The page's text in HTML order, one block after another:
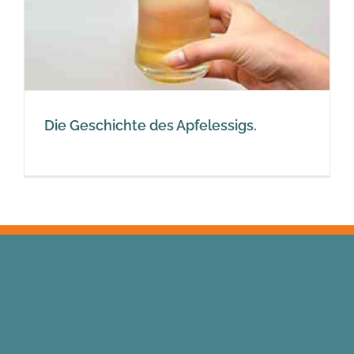
Die Geschichte des Apfelessigs.